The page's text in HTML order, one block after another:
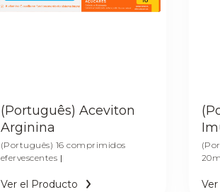
(Português) Aceviton
Arginina
(Português) 16 comprimidos
efervescentes |
Ver el Producto